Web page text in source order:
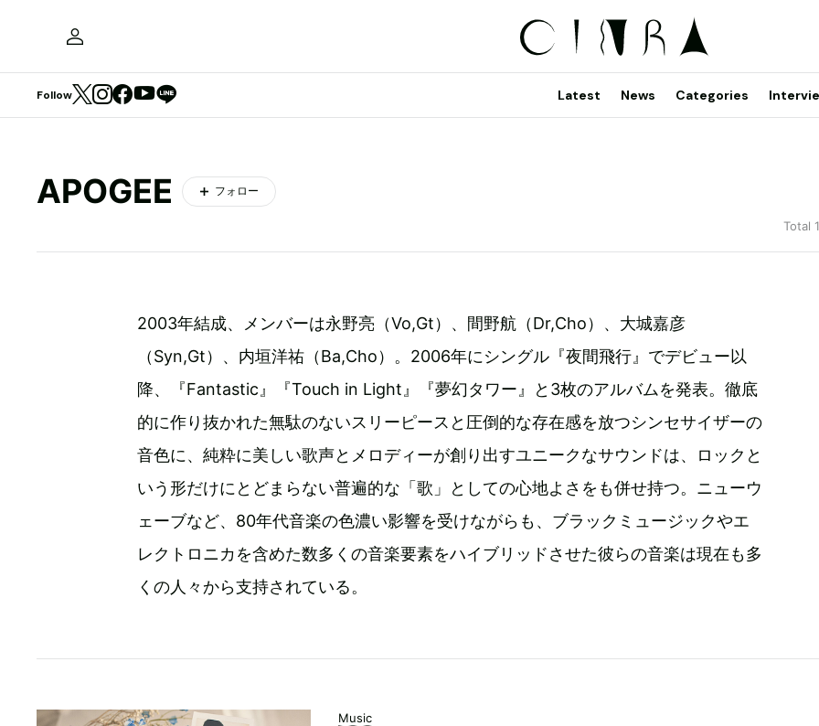
Follow Latest News Categories
APOGEE フォロー
Total
2003年結成、メンバーは永野亮（Vo,Gt）、間野航（Dr,Cho）、大城嘉彦
（Syn,Gt）、内垣洋祐（Ba,Cho）。2006年にシングル『夜間飛行』でデビュー以
降、『Fantastic』『Touch in Light』『夢幻タワー』と3枚のアルバムを発表。徹底
的に作り抜かれた無駄のないスリーピースと圧倒的な存在感を放つシンセサイザーの
音色に、純粋に美しい歌声とメロディーが創り出すユニークなサウンドは、ロックと
いう形だけにとどまらない普遍的な「歌」としての心地よさをも併せ持つ。ニューウ
ェーブなど、80年代音楽の色濃い影響を受けながらも、ブラックミュージックやエ
レクトロニカを含めた数多くの音楽要素をハイブリッドさせた彼らの音楽は現在も多
くの人々から支持されている。
Music